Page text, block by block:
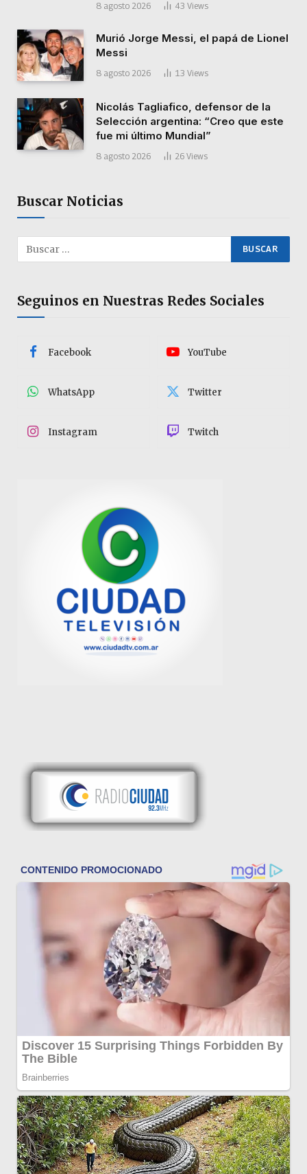
8 agosto 2026 43 Views
Murió Jorge Messi, el papá de Lionel
Messi
8 agosto 2026 13 Views
Nicolás Tagliafico, defensor de la
Selección argentina: “Creo que este
fue mi último Mundial”
8 agosto 2026 26 Views
Buscar Noticias
Seguinos en Nuestras Redes Sociales
Facebook YouTube
WhatsApp Twitter
Instagram Twitch